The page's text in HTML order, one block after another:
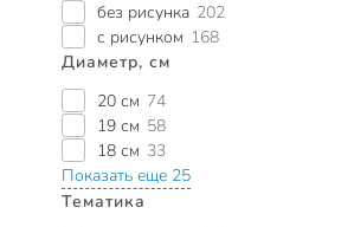
без рисунка 202
с рисунком 168
Диаметр, см
20 см 74
19 см 58
18 см 33
Показать еще 25
Тематика